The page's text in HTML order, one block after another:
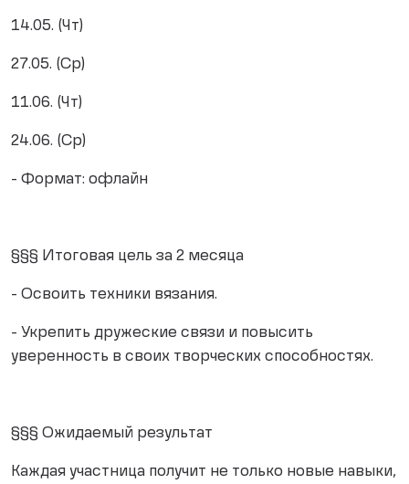
14.05. (Чт)
27.05. (Ср)
11.06. (Чт)
24.06. (Ср)
- Формат: офлайн
§§§ Итоговая цель за 2 месяца
- Освоить техники вязания.
- Укрепить дружеские связи и повысить
уверенность в своих творческих способностях.
§§§ Ожидаемый результат
Каждая участница получит не только новые навыки,